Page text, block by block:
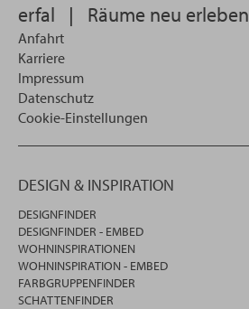
erfal | Räume neu erleben
Anfahrt
Karriere
Impressum
Datenschutz
Cookie-Einstellungen
DESIGN & INSPIRATION
DESIGNFINDER
DESIGNFINDER - EMBED
WOHNINSPIRATIONEN
WOHNINSPIRATION - EMBED
FARBGRUPPENFINDER
SCHATTENFINDER